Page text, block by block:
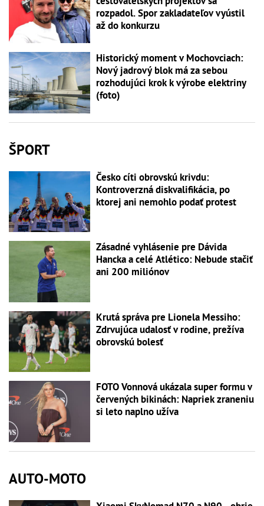
rozpadol. Spor zakladateľov vyústil
až do konkurzu
Historický moment v Mochovciach:
Nový jadrový blok má za sebou
rozhodujúci krok k výrobe elektriny
(foto)
ŠPORT
Česko cíti obrovskú krivdu:
Kontroverzná diskvalifikácia, po
ktorej ani nemohlo podať protest
Zásadné vyhlásenie pre Dávida
Hancka a celé Atlético: Nebude stačiť
ani 200 miliónov
Krutá správa pre Lionela Messiho:
Zdrvujúca udalosť v rodine, prežíva
obrovskú bolesť
FOTO Vonnová ukázala super formu v
červených bikinách: Napriek zraneniu
si leto naplno užíva
AUTO-MOTO